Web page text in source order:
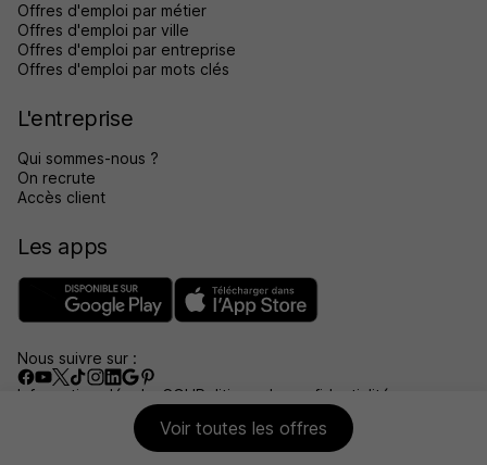
Voir toutes les offres
Offres d'emploi par métier
Offres d'emploi par ville
Offres d'emploi par entreprise
Offres d'emploi par mots clés
L'entreprise
Qui sommes-nous ?
On recrute
Accès client
Les apps
Nous suivre sur :
Informations légales
CGUPolitique de confidentialité
Gérer les traceurs
Accessibilité : non conforme